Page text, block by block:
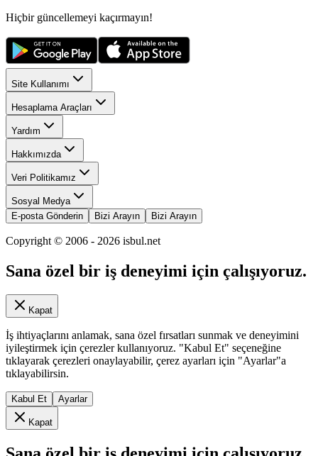
Hiçbir güncellemeyi kaçırmayın!
Site Kullanımı
Hesaplama Araçları
Yardım
Hakkımızda
Veri Politikamız
Sosyal Medya
E-posta Gönderin
Bizi Arayın Bizi Arayın
Copyright © 2006 - 2026 isbul.net
Sana özel bir iş deneyimi için çalışıyoruz.
Kapat
İş ihtiyaçlarını anlamak, sana özel fırsatları sunmak ve deneyimini
iyileştirmek için çerezler kullanıyoruz. "Kabul Et" seçeneğine
tıklayarak çerezleri onaylayabilir, çerez ayarları için "Ayarlar"a
tıklayabilirsin.
Kabul Et Ayarlar
Kapat